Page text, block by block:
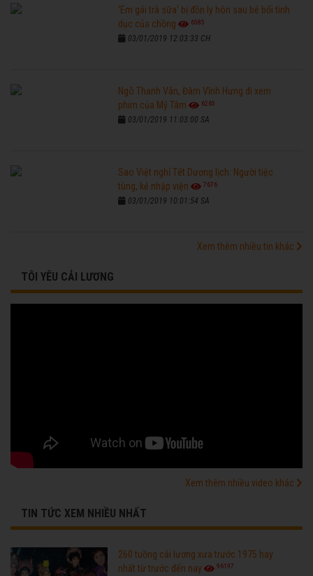
'Em gái trà sữa' bị đồn ly hôn sau bê bối tình
dục của chồng
6585
03/01/2019 12:03:33 CH
Ngô Thanh Vân, Đàm Vĩnh Hưng đi xem
phim của Mỹ Tâm
6265
03/01/2019 11:03:00 SA
Sao Việt nghỉ Tết Dương lịch: Người tiệc
tùng, kẻ nhập viện
7676
03/01/2019 10:01:54 SA
Xem thêm nhiều tin khác
TÔI YÊU CẢI LƯƠNG
Xem thêm nhiều video khác
TIN TỨC XEM NHIỀU NHẤT
260 tuồng cải lương xưa trước 1975 hay
nhất từ trước đến nay
96197